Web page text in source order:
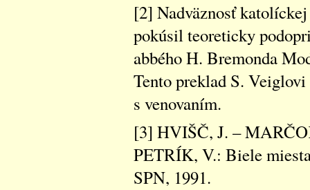
[2] Nadväznosť
pokúsil teoreticky
abbého H. Bremonda
Tento preklad S.
s venovaním.
[3] HVIŠČ, J. –
PETRÍK, V.: Biele
SPN, 1991.